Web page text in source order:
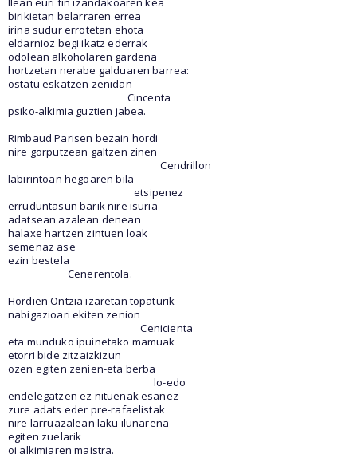
birikietan belarraren errea
irina sudur errotetan ehota
eldarnioz begi ikatz ederrak
odolean alkoholaren gardena
hortzetan nerabe galduaren barrea:
ostatu eskatzen zenidan
Cincenta
psiko-alkimia guztien jabea.
Rimbaud Parisen bezain hordi
nire gorputzean galtzen zinen
Cendrillon
labirintoan hegoaren bila
etsipenez
erruduntasun barik nire isuria
adatsean azalean denean
halaxe hartzen zintuen loak
semenaz ase
ezin bestela
Cenerentola.
Hordien Ontzia izaretan topaturik
nabigazioari ekiten zenion
Cenicienta
eta munduko ipuinetako mamuak
etorri bide zitzaizkizun
ozen egiten zenien-eta berba
lo-edo
endelegatzen ez nituenak esanez
zure adats eder pre-rafaelistak
nire larruazalean laku ilunarena
egiten zuelarik
oi alkimiaren maistra.